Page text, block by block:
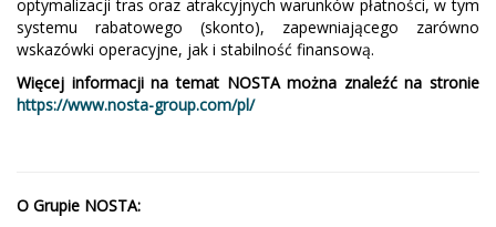
optymalizacji tras oraz atrakcyjnych warunków płatności, w tym
systemu rabatowego (skonto), zapewniającego zarówno
wskazówki operacyjne, jak i stabilność finansową.
Więcej informacji na temat NOSTA można znaleźć na stronie
https://www.nosta-group.com/pl/
O Grupie NOSTA: